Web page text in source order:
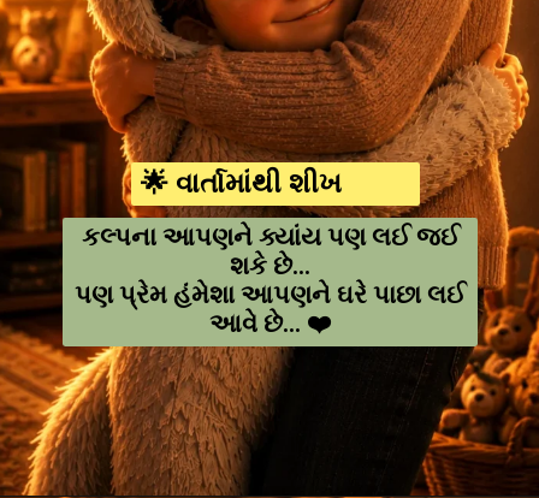
🌟 વાર્તામાંથી શીખ
કલ્પના આપણને ક્યાંય પણ લઈ જઈ
શકે છે...
પણ પ્રેમ હંમેશા આપણને ઘરે પાછા લઈ
આવે છે... ❤️